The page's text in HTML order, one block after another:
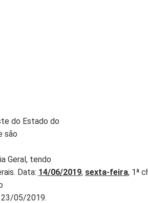
do Estado do
são
Geral, tendo
Data: 14/06/2019, sexta-feira, 1ª
23/05/2019.